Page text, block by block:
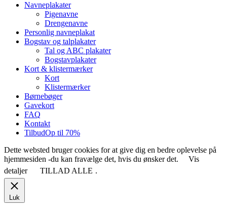
Close
Navneplakater
Pigenavne
Drengenavne
Personlig navneplakat
Bogstav og talplakater
Tal og ABC plakater
Bogstavplakater
Kort & klistermærker
Kort
Klistermærker
Børnebøger
Gavekort
FAQ
Kontakt
TilbudOp til 70%
Dette websted bruger cookies for at give dig en bedre oplevelse på
hjemmesiden -du kan fravælge det, hvis du ønsker det.
Vis
detaljer
TILLAD ALLE .
Luk